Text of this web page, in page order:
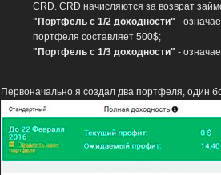
CRD. CRD начисляются за возврат
"Портфель с 1/2 доходности" -
портфеля составляет 500$;
"Портфель с 1/3 доходности" -
Первоначально я создал два портфеля, один